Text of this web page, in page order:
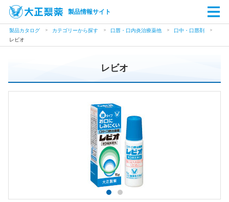
製品情報サイト
製品カタログ カテゴリーから探す 口唇・口内炎治療薬他
口中・口唇剤
レビオ
レビオ